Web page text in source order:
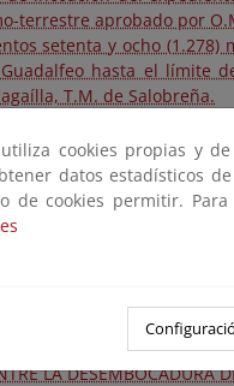
terrestre aprobado por
setenta y ocho
hasta el límite
T.M. de Salobreña.
LA ESTABILIZACIÓN DE
DEL RIO
a la Información
LA ESTABILIZACIÓN
DEL RIO
del Servicio Provincial de
PARA LA
LA DESEMBOCADURA
cookies propias y
datos estadísticos
cookies permitir.